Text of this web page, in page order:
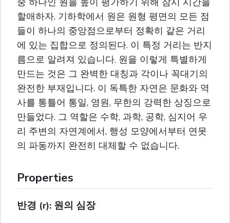
할애하자. 기하학에서 원은 원형 평면의 모든 점
들이 하나의 중앙점으로부터 정확히 같은 거리
에 있는 집합으로 정의된다. 이 특정 거리는 반지
름으로 알려져 있습니다. 원을 이렇게 특별하게
만드는 것은 그 완벽한 대칭과 각이나 꼭대기의
완전한 부재입니다. 이 독특한 자연은 문화와 역
사를 통틀어 통일, 영원, 무한의 강력한 상징으로
만들었다. 그 역할은 수학, 과학, 공학, 심지어 우
리 주변의 자연계에서, 행성 모양에서부터 연못
의 파동까지 완전히 대체할 수 없습니다.
Properties
반경 (r): 원의 심장